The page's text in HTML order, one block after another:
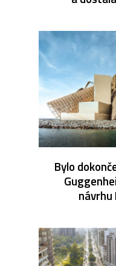
Bylo
návrhu